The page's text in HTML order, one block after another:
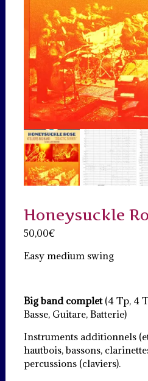
Honeysuckle
50,00€
Easy medium swing
Big band complet(4 Tp, 4
Basse, Guitare, Batterie)
Instruments additionnels
hautbois, bassons,
percussions (claviers).